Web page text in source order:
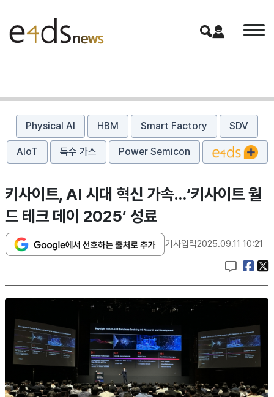
Physical AI HBM Smart Factory SDV
AIoT 특수 가스 Power Semicon
키사이트, AI 시대 혁신 가속…‘키사이트 월
드 테크 데이 2025’ 성료
기사입력2025.09.11 10:21